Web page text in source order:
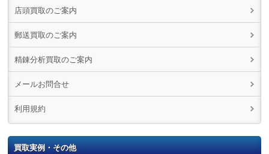
店頭買取のご案内
郵送買取のご案内
精錬分析買取のご案内
メールお問合せ
利用規約
買取実例・その他